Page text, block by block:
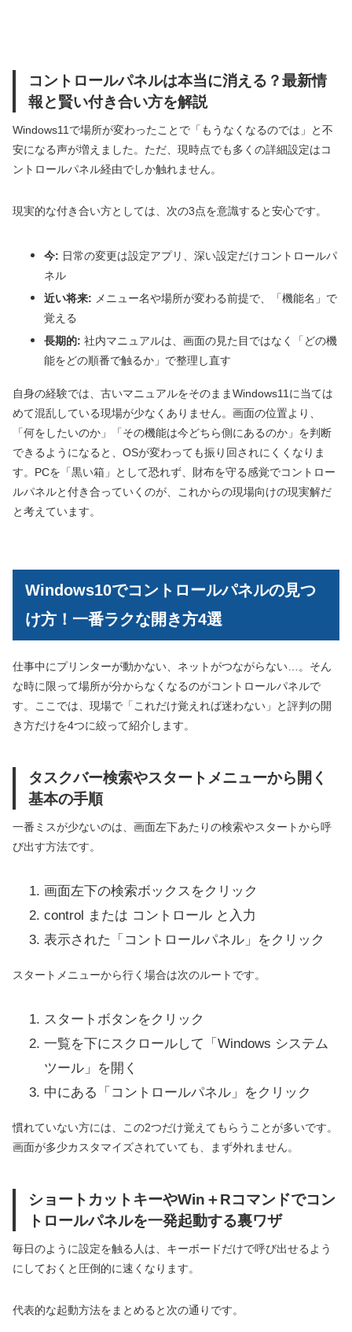
コントロールパネルは本当に消える？最新情
報と賢い付き合い方を解説
Windows11で場所が変わったことで「もうなくなるのでは」と不
安になる声が増えました。ただ、現時点でも多くの詳細設定はコ
ントロールパネル経由でしか触れません。
現実的な付き合い方としては、次の3点を意識すると安心です。
今: 日常の変更は設定アプリ、深い設定だけコントロールパ
ネル
近い将来: メニュー名や場所が変わる前提で、「機能名」で
覚える
長期的: 社内マニュアルは、画面の見た目ではなく「どの機
能をどの順番で触るか」で整理し直す
自身の経験では、古いマニュアルをそのままWindows11に当ては
めて混乱している現場が少なくありません。画面の位置より、
「何をしたいのか」「その機能は今どちら側にあるのか」を判断
できるようになると、OSが変わっても振り回されにくくなりま
す。PCを「黒い箱」として恐れず、財布を守る感覚でコントロー
ルパネルと付き合っていくのが、これからの現場向けの現実解だ
と考えています。
Windows10でコントロールパネルの見つ
け方！一番ラクな開き方4選
仕事中にプリンターが動かない、ネットがつながらない…。そん
な時に限って場所が分からなくなるのがコントロールパネルで
す。ここでは、現場で「これだけ覚えれば迷わない」と評判の開
き方だけを4つに絞って紹介します。
タスクバー検索やスタートメニューから開く
基本の手順
一番ミスが少ないのは、画面左下あたりの検索やスタートから呼
び出す方法です。
画面左下の検索ボックスをクリック
control または コントロール と入力
表示された「コントロールパネル」をクリック
スタートメニューから行く場合は次のルートです。
スタートボタンをクリック
一覧を下にスクロールして「Windows システム
ツール」を開く
中にある「コントロールパネル」をクリック
慣れていない方には、この2つだけ覚えてもらうことが多いです。
画面が多少カスタマイズされていても、まず外れません。
ショートカットキーやWin＋Rコマンドでコン
トロールパネルを一発起動する裏ワザ
毎日のように設定を触る人は、キーボードだけで呼び出せるよう
にしておくと圧倒的に速くなります。
代表的な起動方法をまとめると次の通りです。